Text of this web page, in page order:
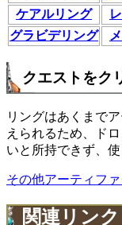
ケアルリング
グラビデリング
クエストをク
リングはあくまで
えられるため、ド
いと所持できず、
その他アーティフ
関連リンク